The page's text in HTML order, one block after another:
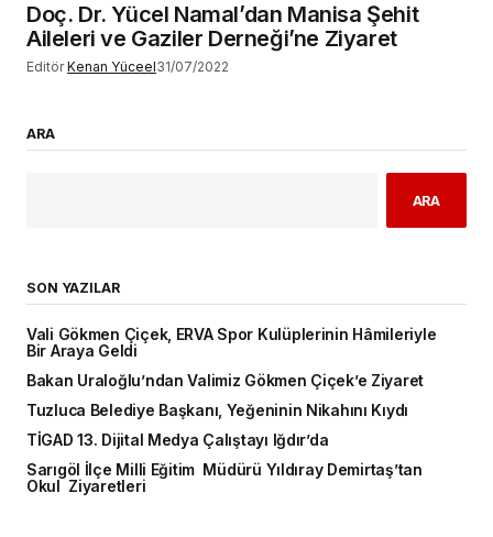
Doç. Dr. Yücel Namal’dan Manisa Şehit
Aileleri ve Gaziler Derneği’ne Ziyaret
Editör Kenan Yüceel31/07/2022
ARA
ARA
SON YAZILAR
Vali Gökmen Çiçek, ERVA Spor Kulüplerinin Hâmileriyle
Bir Araya Geldi
Bakan Uraloğlu’ndan Valimiz Gökmen Çiçek’e Ziyaret
Tuzluca Belediye Başkanı, Yeğeninin Nikahını Kıydı
TİGAD 13. Dijital Medya Çalıştayı Iğdır’da
Sarıgöl İlçe Milli Eğitim Müdürü Yıldıray Demirtaş’tan
Okul Ziyaretleri